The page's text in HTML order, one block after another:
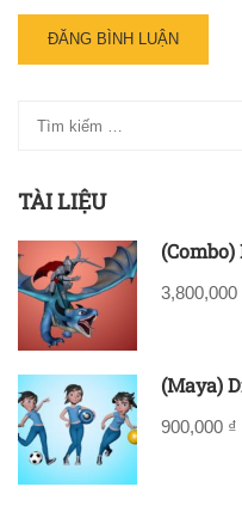
TÀI LIỆU
3,800,000
(Maya)
900,000 ₫